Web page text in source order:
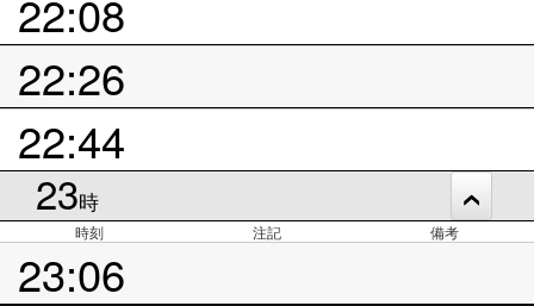
22:08
22:26
22:44
23時
時刻 注記 備考
23:06